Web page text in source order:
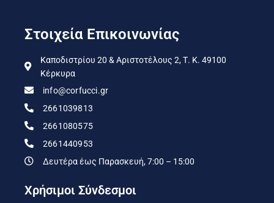
Στοιχεία Επικοινωνίας
Καποδιστρίου 20 & Αριστοτέλους 2, Τ. Κ. 49100
Κέρκυρα
info@corfucci.gr
2661039813
2661080575
2661440953
Δευτέρα έως Παρασκευή, 7:00 – 15:00
Χρήσιμοι Σύνδεσμοι